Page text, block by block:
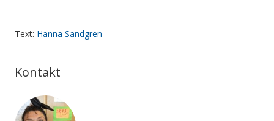
Text: Hanna Sandgren
Kontakt